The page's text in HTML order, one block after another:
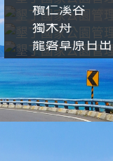
欖仁溪谷
獨木舟
龍磐草原日出